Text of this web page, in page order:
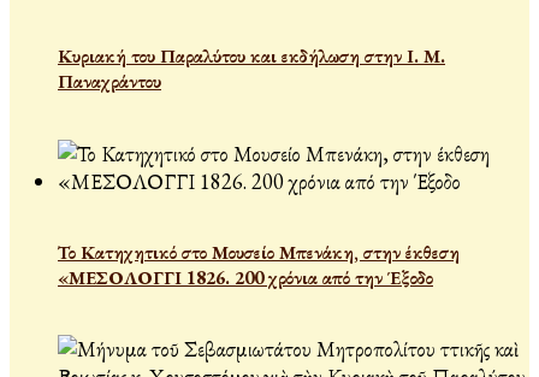
Κυριακή του Παραλύτου και εκδήλωση στην Ι. Μ.
Παναχράντου
Το Κατηχητικό στο Μουσείο Μπενάκη, στην έκθεση
«ΜΕΣΟΛΟΓΓΙ 1826. 200 χρόνια από την Έξοδο